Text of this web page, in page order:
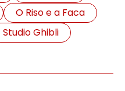
O Riso e a Faca
Studio Ghibli